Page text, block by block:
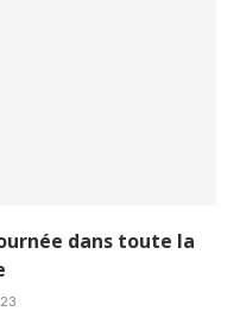
dans toute la